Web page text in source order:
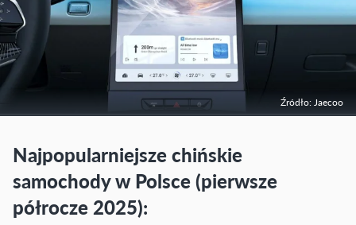
Źródło: Jaecoo
Najpopularniejsze chińskie
samochody w Polsce (pierwsze
półrocze 2025):